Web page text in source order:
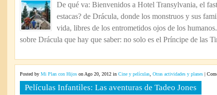
De qué va: Bienvenidos a Hotel Transylvania, el
estacas? de Drácula, donde los monstruos y sus
vida, libres de los entrometidos ojos de los
sobre Drácula que hay que saber: no solo es el Príncipe de las
Posted by Mi Plan con Hijos on Ago 20, 2012 in Cine y películas Otras actividades y planes |
Películas Infantiles: Las aventuras de Tadeo Jones